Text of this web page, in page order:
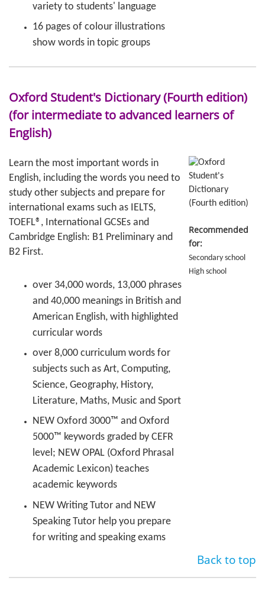
variety to students' language
16 pages of colour illustrations
show words in topic groups
Oxford Student's Dictionary (Fourth edition)
(for intermediate to advanced learners of
English)
Learn the most important words in
English, including the words you need to
study other subjects and prepare for
international exams such as IELTS,
TOEFL®, International GCSEs and
Cambridge English: B1 Preliminary and
B2 First.
over 34,000 words, 13,000 phrases
and 40,000 meanings in British and
American English, with highlighted
curricular words
over 8,000 curriculum words for
subjects such as Art, Computing,
Science, Geography, History,
Literature, Maths, Music and Sport
NEW Oxford 3000™ and Oxford
5000™ keywords graded by CEFR
level; NEW OPAL (Oxford Phrasal
Academic Lexicon) teaches
academic keywords
NEW Writing Tutor and NEW
Speaking Tutor help you prepare
for writing and speaking exams
Recommended
for:
Secondary school
High school
Back to top